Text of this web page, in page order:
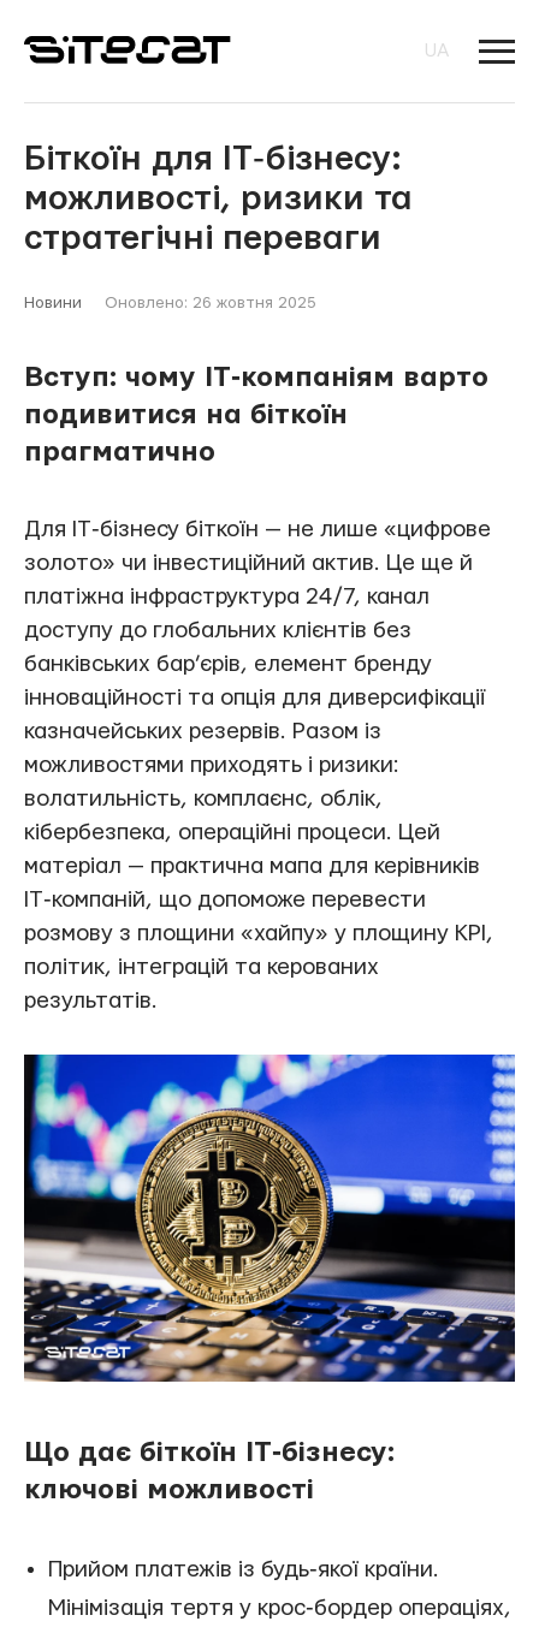
UA
Біткоїн для IT‑бізнесу:
можливості, ризики та
стратегічні переваги
Новини Оновлено: 26 жовтня 2025
Вступ: чому IT‑компаніям варто
подивитися на біткоїн
прагматично
Для IT‑бізнесу біткоїн — не лише «цифрове
золото» чи інвестиційний актив. Це ще й
платіжна інфраструктура 24/7, канал
доступу до глобальних клієнтів без
банківських бар’єрів, елемент бренду
інноваційності та опція для диверсифікації
казначейських резервів. Разом із
можливостями приходять і ризики:
волатильність, комплаєнс, облік,
кібербезпека, операційні процеси. Цей
матеріал — практична мапа для керівників
IT‑компаній, що допоможе перевести
розмову з площини «хайпу» у площину KPI,
політик, інтеграцій та керованих
результатів.
Що дає біткоїн IT‑бізнесу:
ключові можливості
Прийом платежів із будь‑якої країни.
Мінімізація тертя у крос‑бордер операціях,